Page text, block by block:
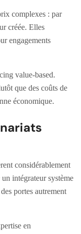
complexes : par
créée. Elles
engagements
value-based.
que des coûts de
économique.
considérablement
intégrateur système
portes autrement
en